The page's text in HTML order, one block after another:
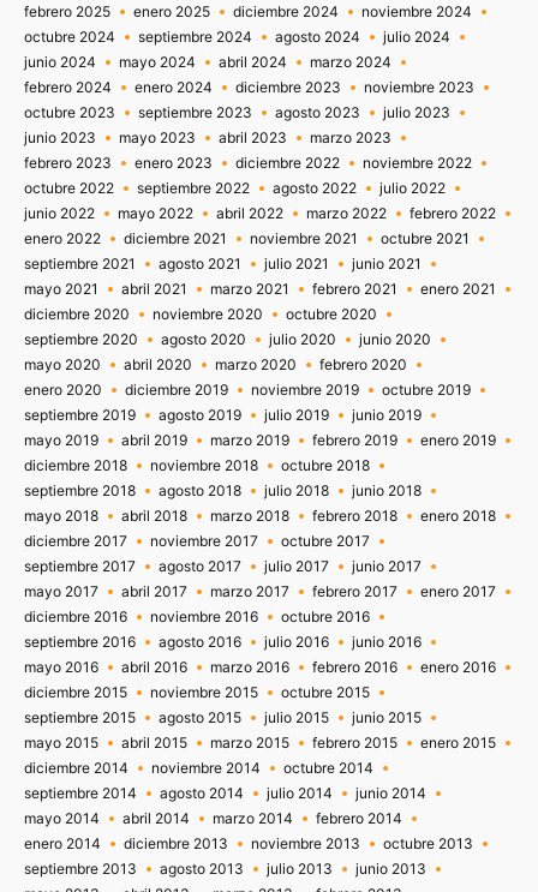
febrero 2025
enero 2025 diciembre 2024
noviembre 2024
octubre 2024
septiembre 2024 agosto 2024
julio 2024
junio 2024
mayo 2024 abril 2024
marzo 2024
febrero 2024
enero 2024 diciembre 2023
noviembre 2023
octubre 2023
septiembre 2023 agosto 2023
julio 2023
junio 2023
mayo 2023 abril 2023
marzo 2023
febrero 2023
enero 2023 diciembre 2022
noviembre 2022
octubre 2022
septiembre 2022 agosto 2022
julio 2022
junio 2022
mayo 2022 abril 2022 marzo 2022
febrero 2022
enero 2022
diciembre 2021 noviembre 2021
octubre 2021
septiembre 2021
agosto 2021 julio 2021
junio 2021
mayo 2021
abril 2021 marzo 2021 febrero 2021
enero 2021
diciembre 2020
noviembre 2020
octubre 2020
septiembre 2020
agosto 2020 julio 2020
junio 2020
mayo 2020
abril 2020 marzo 2020
febrero 2020
enero 2020
diciembre 2019 noviembre 2019
octubre 2019
septiembre 2019
agosto 2019 julio 2019
junio 2019
mayo 2019
abril 2019 marzo 2019 febrero 2019
enero 2019
diciembre 2018
noviembre 2018
octubre 2018
septiembre 2018
agosto 2018 julio 2018
junio 2018
mayo 2018
abril 2018 marzo 2018 febrero 2018
enero 2018
diciembre 2017
noviembre 2017
octubre 2017
septiembre 2017
agosto 2017 julio 2017
junio 2017
mayo 2017
abril 2017 marzo 2017 febrero 2017
enero 2017
diciembre 2016
noviembre 2016
octubre 2016
septiembre 2016
agosto 2016 julio 2016
junio 2016
mayo 2016
abril 2016 marzo 2016 febrero 2016
enero 2016
diciembre 2015
noviembre 2015
octubre 2015
septiembre 2015
agosto 2015 julio 2015
junio 2015
mayo 2015
abril 2015 marzo 2015 febrero 2015
enero 2015
diciembre 2014
noviembre 2014
octubre 2014
septiembre 2014
agosto 2014 julio 2014
junio 2014
mayo 2014
abril 2014 marzo 2014
febrero 2014
enero 2014
diciembre 2013 noviembre 2013
octubre 2013
septiembre 2013
agosto 2013 julio 2013
junio 2013